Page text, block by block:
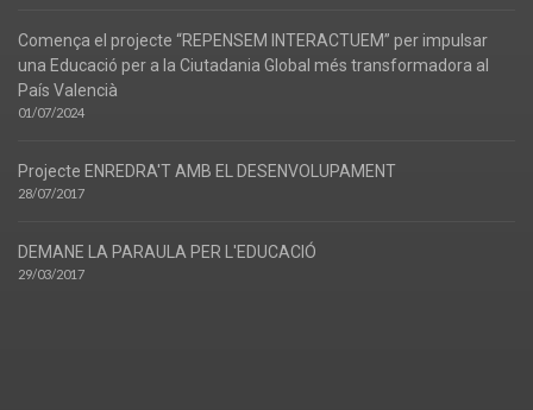
Comença el projecte “REPENSEM INTERACTUEM” per impulsar
una Educació per a la Ciutadania Global més transformadora al
País Valencià
01/07/2024
Projecte ENREDRA'T AMB EL DESENVOLUPAMENT
28/07/2017
DEMANE LA PARAULA PER L'EDUCACIÓ
29/03/2017